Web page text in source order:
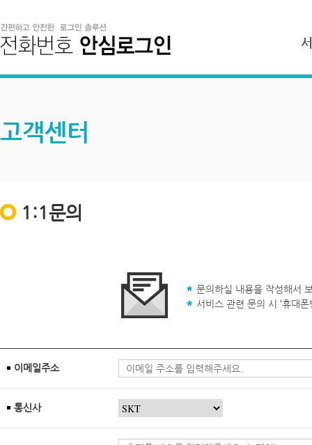
고객센터
1:1문의
문의하실 내용을 작성해서
서비스 관련 문의 시 ‘휴대
이메일주소
통신사